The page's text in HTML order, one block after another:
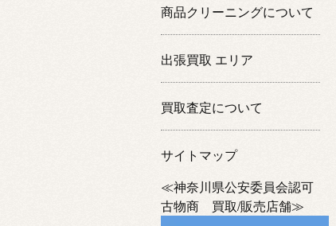
商品クリーニングについて
出張買取 エリア
買取査定について
サイトマップ
≪神奈川県公安委員会認可
古物商 買取/販売店舗≫